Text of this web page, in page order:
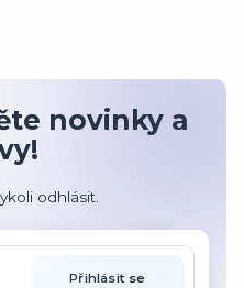
novinky a
odhlásit.
Přihlásit se